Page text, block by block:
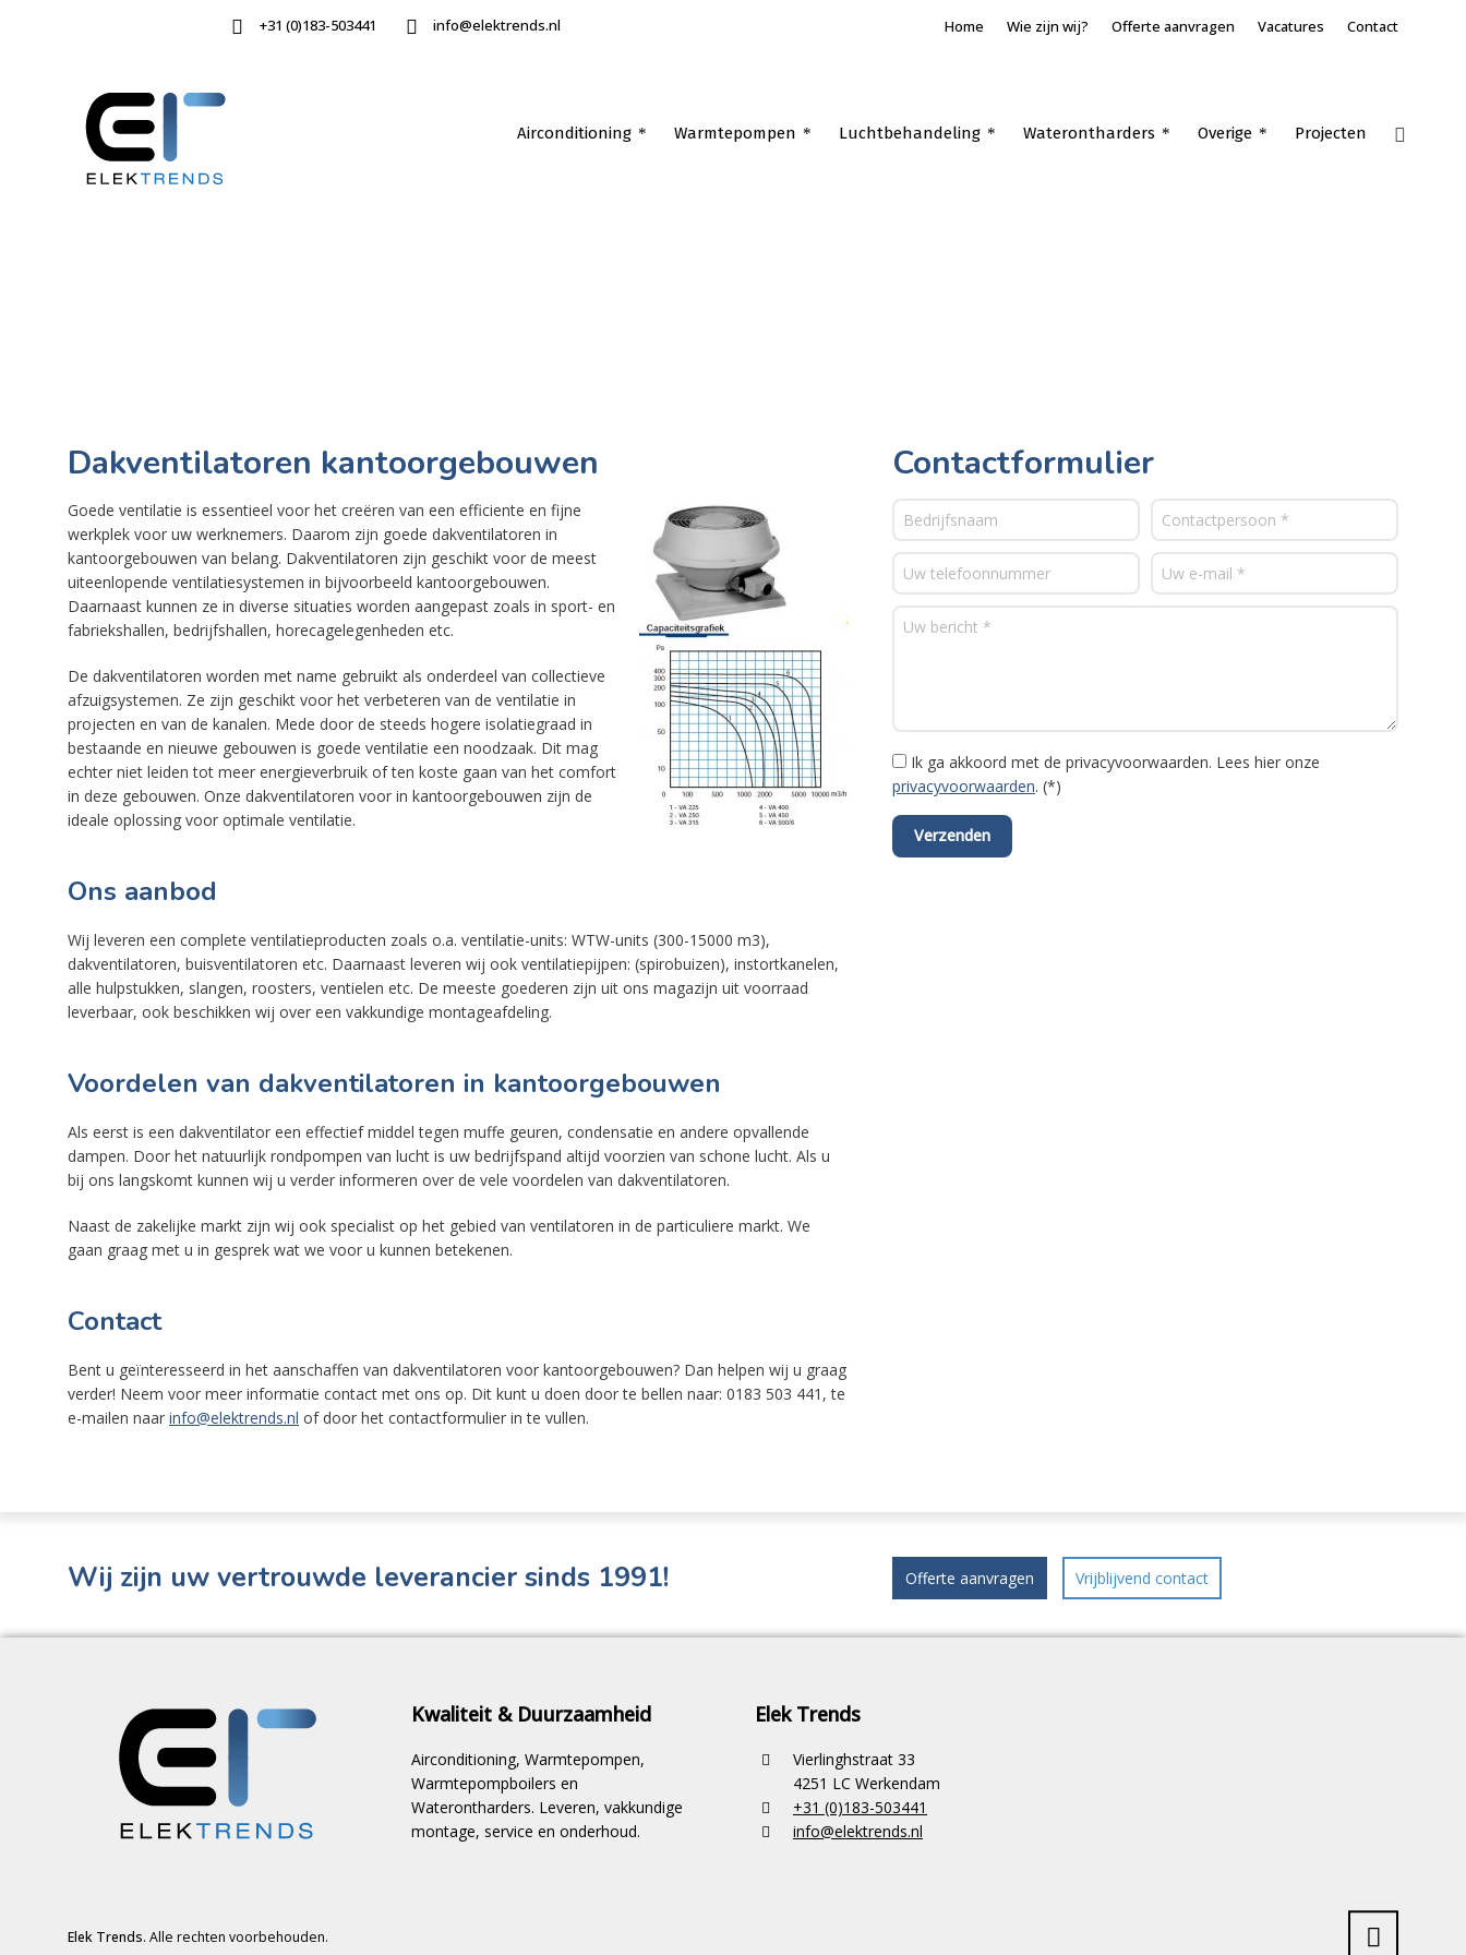
+31 (0)183-503441 info@elektrends.nl Home Wie zijn wij? Offerte aanvragen Vacatures Contact
Airconditioning Warmtepompen Luchtbehandeling Waterontharders Overige Projecten
Dakventilatoren kantoorgebouwen
Goede ventilatie is essentieel voor het creëren van een efficiente en fijne
werkplek voor uw werknemers. Daarom zijn goede dakventilatoren in
kantoorgebouwen van belang. Dakventilatoren zijn geschikt voor de meest
uiteenlopende ventilatiesystemen in bijvoorbeeld kantoorgebouwen.
Daarnaast kunnen ze in diverse situaties worden aangepast zoals in sport- en
fabriekshallen, bedrijfshallen, horecagelegenheden etc.
De dakventilatoren worden met name gebruikt als onderdeel van collectieve
afzuigsystemen. Ze zijn geschikt voor het verbeteren van de ventilatie in
projecten en van de kanalen. Mede door de steeds hogere isolatiegraad in
bestaande en nieuwe gebouwen is goede ventilatie een noodzaak. Dit mag
echter niet leiden tot meer energieverbruik of ten koste gaan van het comfort
in deze gebouwen. Onze dakventilatoren voor in kantoorgebouwen zijn de
ideale oplossing voor optimale ventilatie.
Ons aanbod
Wij leveren een complete ventilatieproducten zoals o.a. ventilatie-units: WTW-units (300-15000 m3),
dakventilatoren, buisventilatoren etc. Daarnaast leveren wij ook ventilatiepijpen: (spirobuizen), instortkanelen,
alle hulpstukken, slangen, roosters, ventielen etc. De meeste goederen zijn uit ons magazijn uit voorraad
leverbaar, ook beschikken wij over een vakkundige montageafdeling.
Voordelen van dakventilatoren in kantoorgebouwen
Als eerst is een dakventilator een effectief middel tegen muffe geuren, condensatie en andere opvallende
dampen. Door het natuurlijk rondpompen van lucht is uw bedrijfspand altijd voorzien van schone lucht. Als u
bij ons langskomt kunnen wij u verder informeren over de vele voordelen van dakventilatoren.
Naast de zakelijke markt zijn wij ook specialist op het gebied van ventilatoren in de particuliere markt. We
gaan graag met u in gesprek wat we voor u kunnen betekenen.
Contact
Bent u geïnteresseerd in het aanschaffen van dakventilatoren voor kantoorgebouwen? Dan helpen wij u graag
verder! Neem voor meer informatie contact met ons op. Dit kunt u doen door te bellen naar: 0183 503 441, te
e-mailen naar info@elektrends.nl of door het contactformulier in te vullen.
Contactformulier
Ik ga akkoord met de privacyvoorwaarden. Lees hier onze
privacyvoorwaarden. (*)
Wij zijn uw vertrouwde leverancier sinds 1991! Offerte aanvragen Vrijblijvend contact
Kwaliteit & Duurzaamheid
Airconditioning, Warmtepompen,
Warmtepompboilers en
Waterontharders. Leveren, vakkundige
montage, service en onderhoud.
Elek Trends
Vierlinghstraat 33
4251 LC Werkendam
+31 (0)183-503441
info@elektrends.nl
Elek Trends. Alle rechten voorbehouden.